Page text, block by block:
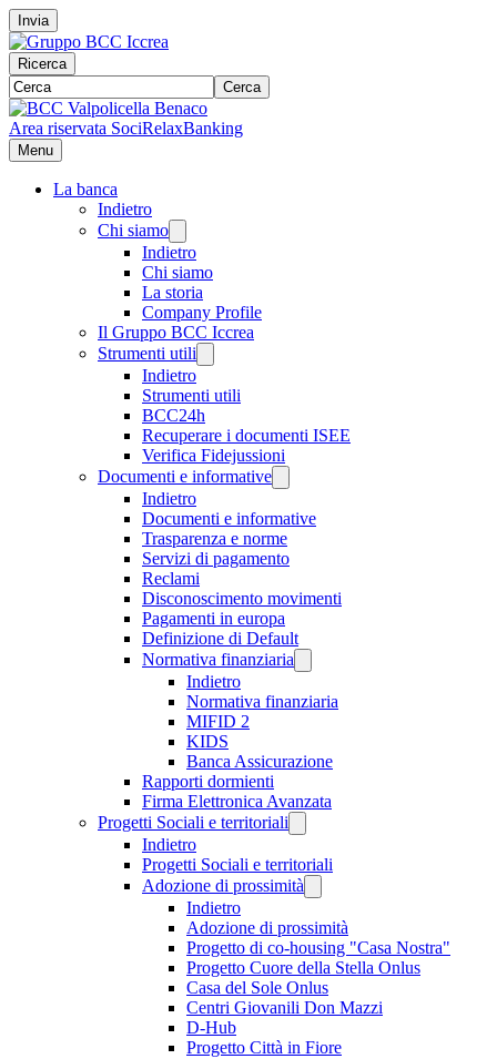
Invia
Ricerca
Cerca
Area riservata SociRelaxBanking
Menu
La banca
Indietro
Chi siamo
Indietro
Chi siamo
La storia
Company Profile
Il Gruppo BCC Iccrea
Strumenti utili
Indietro
Strumenti utili
BCC24h
Recuperare i documenti ISEE
Verifica Fidejussioni
Documenti e informative
Indietro
Documenti e informative
Trasparenza e norme
Servizi di pagamento
Reclami
Disconoscimento movimenti
Pagamenti in europa
Definizione di Default
Normativa finanziaria
Indietro
Normativa finanziaria
MIFID 2
KIDS
Banca Assicurazione
Rapporti dormienti
Firma Elettronica Avanzata
Progetti Sociali e territoriali
Indietro
Progetti Sociali e territoriali
Adozione di prossimità
Indietro
Adozione di prossimità
Progetto di co-housing "Casa Nostra"
Progetto Cuore della Stella Onlus
Casa del Sole Onlus
Centri Giovanili Don Mazzi
D-Hub
Progetto Città in Fiore